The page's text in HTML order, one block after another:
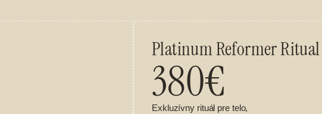
Platinum Reformer Ritual
380€
Exkluzívny rituál pre telo,